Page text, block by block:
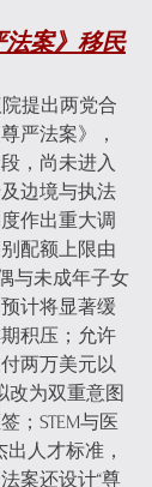
案》移民
院提出两党合
严法案》，
，尚未进入
边境与执法
作出重大调
配额上限由
与未成年子女
计将显著缓
积压；允许
两万美元以
改为双重意图
；STEM与医
人才标准，
案还设计“尊